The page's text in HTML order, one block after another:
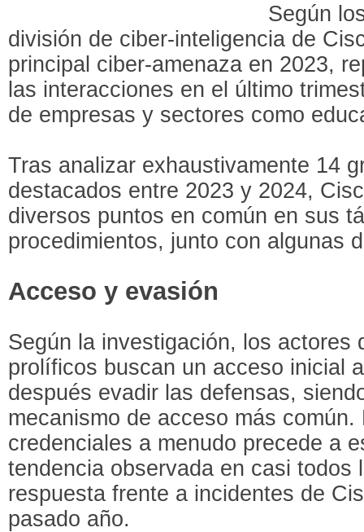
Según
división de ciber-inteligencia de
principal ciber-amenaza en 2023,
las interacciones en el último
de empresas y sectores como
Tras analizar exhaustivamente 14
destacados entre 2023 y 2024,
diversos puntos en común en sus
procedimientos, junto con algunas
Acceso y evasión
Según la investigación, los actores
prolíficos buscan un acceso inicial
después evadir las defensas,
mecanismo de acceso más
credenciales a menudo precede a
tendencia observada en casi todos
respuesta frente a incidentes de
pasado año.